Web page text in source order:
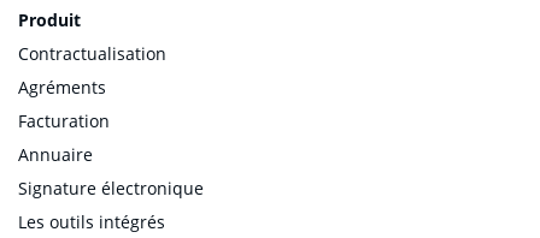
Produit
Contractualisation
Agréments
Facturation
Annuaire
Signature électronique
Les outils intégrés